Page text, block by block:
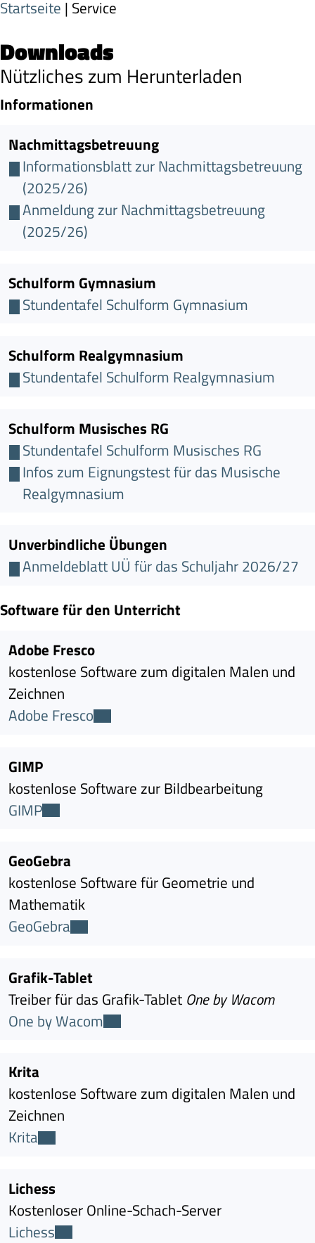
Startseite | Service
Downloads
Nützliches zum Herunterladen
Informationen
Nachmittagsbetreuung
Informationsblatt zur Nachmittagsbetreuung
(2025/26)
Anmeldung zur Nachmittagsbetreuung
(2025/26)
Schulform Gymnasium
Stundentafel Schulform Gymnasium
Schulform Realgymnasium
Stundentafel Schulform Realgymnasium
Schulform Musisches RG
Stundentafel Schulform Musisches RG
Infos zum Eignungstest für das Musische
Realgymnasium
Unverbindliche Übungen
Anmeldeblatt UÜ für das Schuljahr 2026/27
Software für den Unterricht
Adobe Fresco
kostenlose Software zum digitalen Malen und
Zeichnen
Adobe Fresco
GIMP
kostenlose Software zur Bildbearbeitung
GIMP
GeoGebra
kostenlose Software für Geometrie und
Mathematik
GeoGebra
Grafik-Tablet
Treiber für das Grafik-Tablet One by Wacom
One by Wacom
Krita
kostenlose Software zum digitalen Malen und
Zeichnen
Krita
Lichess
Kostenloser Online-Schach-Server
Lichess